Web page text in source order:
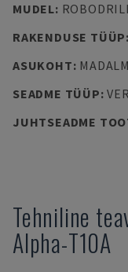
MUDEL:
RAKENDUSE TÜÜP:
ASUKOHT:
SEADME TÜÜP:
JUHTSEADME
Tehniline
Alpha-T10A